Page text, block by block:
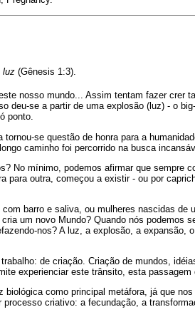
(Gênesis 1:3).
nosso mundo... Assim tentam fazer crer
deu-se a partir de uma explosão (luz) - o
ponto.
se questão de honra para a
caminho foi percorrido na busca
No mínimo, podemos afirmar que sempre
para outra, começou a existir - ou por
com barro e saliva, ou mulheres nascidas
um novo Mundo? Quando nós podemos
nos? A luz, a explosão, a expansão,
de criação. Criação de mundos,
experienciar este trânsito, esta
biológica como principal metáfora, já que
criativo: a fecundação, a